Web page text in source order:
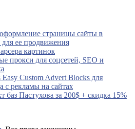
страницы сайты в
ее продвижения
картинок
прокси для соцсетей, SEO и
Custom Advert Blocks для
с рекламы на сайтах
Пастухова за 200$ + скидка 15%